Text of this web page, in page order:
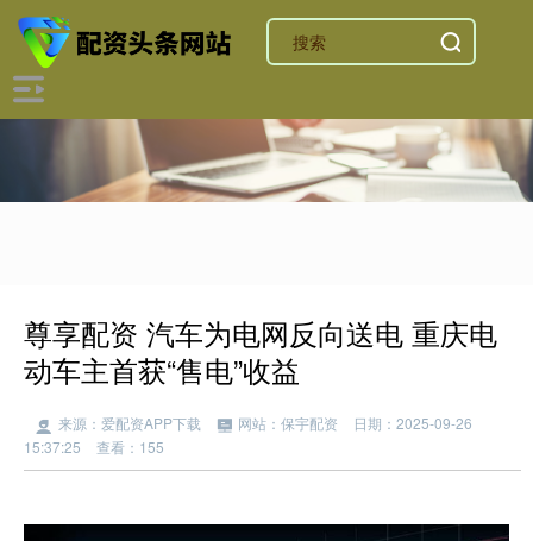
尊享配资 汽车为电网反向送电 重庆电
动车主首获“售电”收益
来源：爱配资APP下载 网站：保宇配资
日期：2025-09-26
15:37:25
查看：155